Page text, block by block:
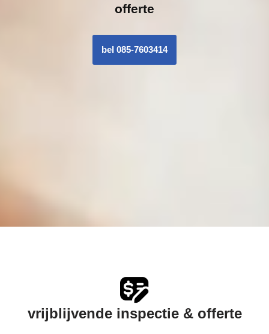
offerte
bel 085-7603414
vrijblijvende inspectie & offerte